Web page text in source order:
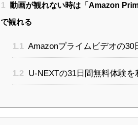
1 動画が観れない時は「Amazon
で観れる
1.1 Amazonプライムビデオの30
1.2 U-NEXTの31日間無料体験を